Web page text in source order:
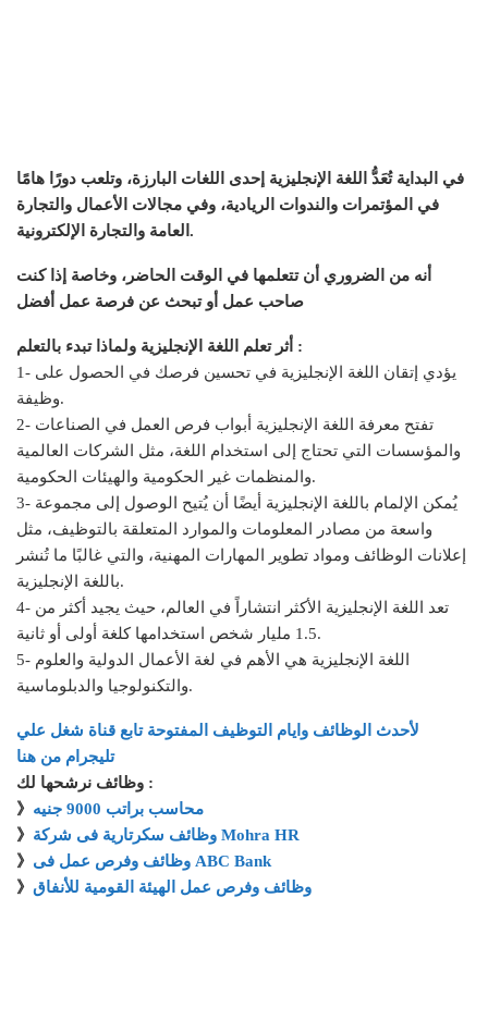
في البداية تُعَدُّ اللغة الإنجليزية إحدى اللغات البارزة، وتلعب دورًا هامًا
في المؤتمرات والندوات الريادية، وفي مجالات الأعمال والتجارة
العامة والتجارة الإلكترونية.
أنه من الضروري أن تتعلمها في الوقت الحاضر، وخاصة إذا كنت
صاحب عمل أو تبحث عن فرصة عمل أفضل
أثر تعلم اللغة الإنجليزية ولماذا تبدء بالتعلم :
1- يؤدي إتقان اللغة الإنجليزية في تحسين فرصك في الحصول على
وظيفة.
2- تفتح معرفة اللغة الإنجليزية أبواب فرص العمل في الصناعات
والمؤسسات التي تحتاج إلى استخدام اللغة، مثل الشركات العالمية
والمنظمات غير الحكومية والهيئات الحكومية.
3- يُمكن الإلمام باللغة الإنجليزية أيضًا أن يُتيح الوصول إلى مجموعة
واسعة من مصادر المعلومات والموارد المتعلقة بالتوظيف، مثل
إعلانات الوظائف ومواد تطوير المهارات المهنية، والتي غالبًا ما تُنشر
باللغة الإنجليزية.
4- تعد اللغة الإنجليزية الأكثر انتشاراً في العالم، حيث يجيد أكثر من
1.5 مليار شخص استخدامها كلغة أولى أو ثانية.
5- اللغة الإنجليزية هي الأهم في لغة الأعمال الدولية والعلوم
والتكنولوجيا والدبلوماسية.
لأحدث الوظائف وايام التوظيف المفتوحة تابع قناة شغل علي
تليجرام من هنا
وظائف نرشحها لك :
》
محاسب براتب 9000 جنيه
》
وظائف سكرتارية فى شركة Mohra HR
》
وظائف وفرص عمل فى ABC Bank
》 وظائف وفرص عمل الهيئة القومية للأنفاق